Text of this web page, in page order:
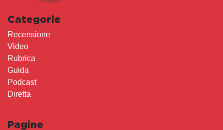
Categorie
Recensione
Video
Rubrica
Guida
Podcast
Diretta
Pagine